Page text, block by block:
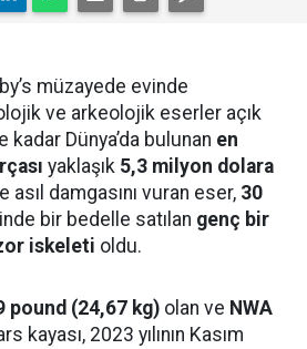
müzayede evinde
ve arkeolojik eserler açık
kadar Dünya’da bulunan en
yaklaşık 5,3 milyon dolara
asıl damgasını vuran eser, 30
bir bedelle satılan genç bir
iskeleti oldu.
pound (24,67 kg) olan ve NWA
kayası, 2023 yılının Kasım